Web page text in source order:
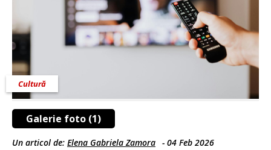
Galerie foto (1)
Cultură
Un articol de: Elena Gabriela Zamora - 04 Feb 2026